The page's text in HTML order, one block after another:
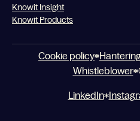
Knowit Insight
Knowit Products
Cookie policy
Whistleblower
LinkedIn